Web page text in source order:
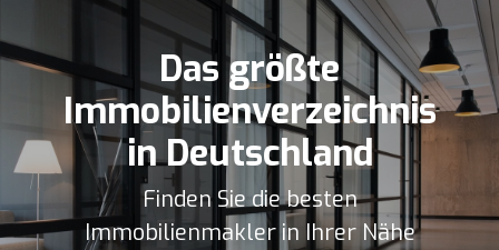
Das größte
Immobilienverzeichnis
in Deutschland
Finden Sie die besten
Immobilienmakler in Ihrer Nähe